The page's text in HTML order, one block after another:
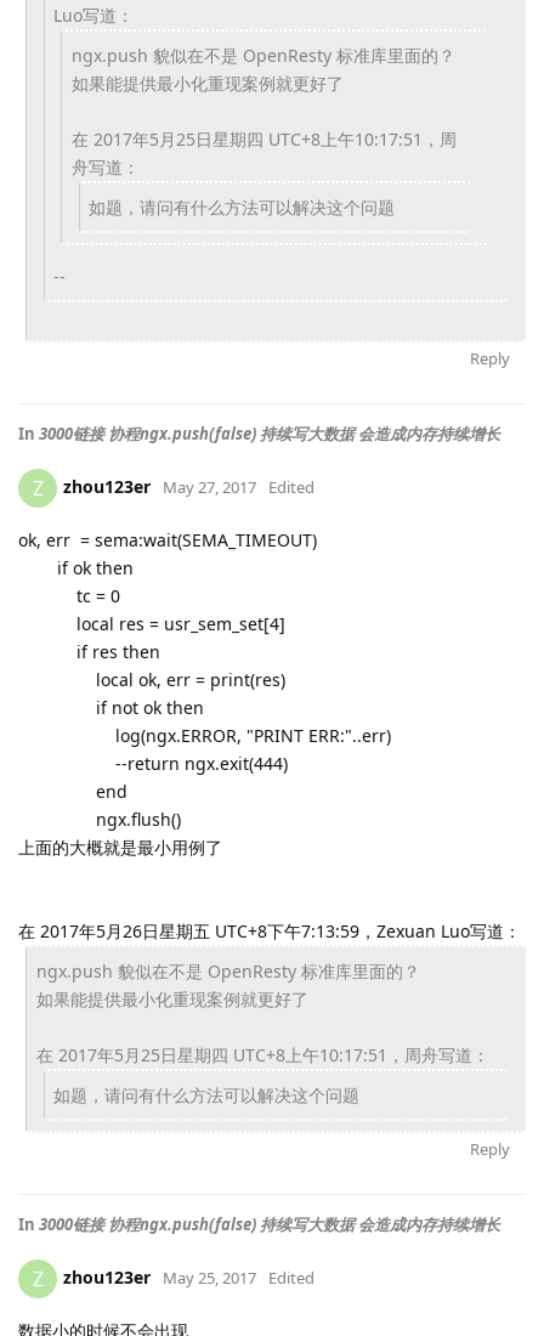
Luo写道：
ngx.push 貌似在不是 OpenResty 标准库里面的？
如果能提供最小化重现案例就更好了
在 2017年5月25日星期四 UTC+8上午10:17:51，周
舟写道：
如题，请问有什么方法可以解决这个问题
--
Reply
In 3000链接 协程ngx.push(false) 持续写大数据 会造成内存持续增长
Z zhou123er May 27, 2017 Edited
ok, err = sema:wait(SEMA_TIMEOUT)
if ok then
tc = 0
local res = usr_sem_set[4]
if res then
local ok, err = print(res)
if not ok then
log(ngx.ERROR, "PRINT ERR:"..err)
--return ngx.exit(444)
end
ngx.flush()
上面的大概就是最小用例了
在 2017年5月26日星期五 UTC+8下午7:13:59，Zexuan Luo写道：
ngx.push 貌似在不是 OpenResty 标准库里面的？
如果能提供最小化重现案例就更好了
在 2017年5月25日星期四 UTC+8上午10:17:51，周舟写道：
如题，请问有什么方法可以解决这个问题
Reply
In 3000链接 协程ngx.push(false) 持续写大数据 会造成内存持续增长
Z zhou123er May 25, 2017 Edited
数据小的时候不会出现